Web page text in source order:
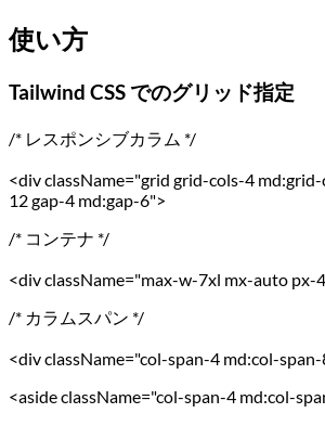
使い方
Tailwind CSS でのグリッド指定
/* レスポンシブカラム */
<div className="grid grid-cols-4
12 gap-4 md:gap-6">
/* コンテナ */
<div className="max-w-7xl mx-auto px-
/* カラムスパン */
<div className="col-span-4 md:col-
<aside className="col-span-4 md:col-